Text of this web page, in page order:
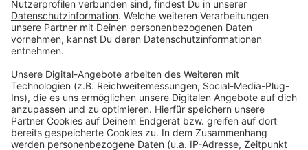
Das Gänsemanagement der Stadt Düsseldorf
Das Veterinäramt Düsseldorf
Die Tierhilfe Düsseldorf
Anzeige